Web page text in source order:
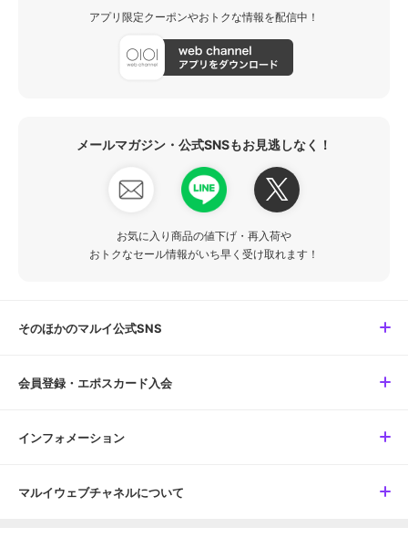
アプリ限定クーポンやおトクな情報を配信中！
メールマガジン・公式SNSもお見逃しなく！
お気に入り商品の値下げ・再入荷や
おトクなセール情報がいち早く受け取れます！
そのほかのマルイ公式SNS
会員登録・エポスカード入会
インフォメーション
マルイウェブチャネルについて